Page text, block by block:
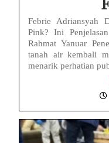
Febrie Adriansyah
Pink? Ini
Rahmat Yanuar
tanah air kembali
menarik perhatian